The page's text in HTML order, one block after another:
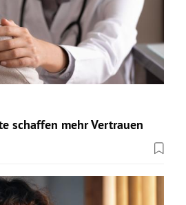
schaffen mehr Vertrauen